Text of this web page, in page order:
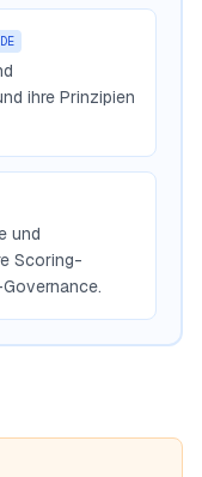
DE
ihre Prinzipien
und
Scoring-